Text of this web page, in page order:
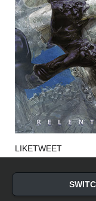
LIKETWEET